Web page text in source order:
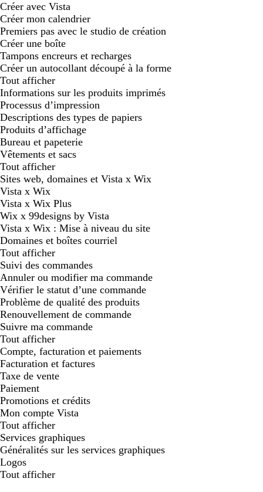
Créer avec Vista
Créer mon calendrier
Premiers pas avec le studio de création
Créer une boîte
Tampons encreurs et recharges
Créer un autocollant découpé à la forme
Tout afficher
Informations sur les produits imprimés
Processus d’impression
Descriptions des types de papiers
Produits d’affichage
Bureau et papeterie
Vêtements et sacs
Tout afficher
Sites web, domaines et Vista x Wix
Vista x Wix
Vista x Wix Plus
Wix x 99designs by Vista
Vista x Wix : Mise à niveau du site
Domaines et boîtes courriel
Tout afficher
Suivi des commandes
Annuler ou modifier ma commande
Vérifier le statut d’une commande
Problème de qualité des produits
Renouvellement de commande
Suivre ma commande
Tout afficher
Compte, facturation et paiements
Facturation et factures
Taxe de vente
Paiement
Promotions et crédits
Mon compte Vista
Tout afficher
Services graphiques
Généralités sur les services graphiques
Logos
Tout afficher